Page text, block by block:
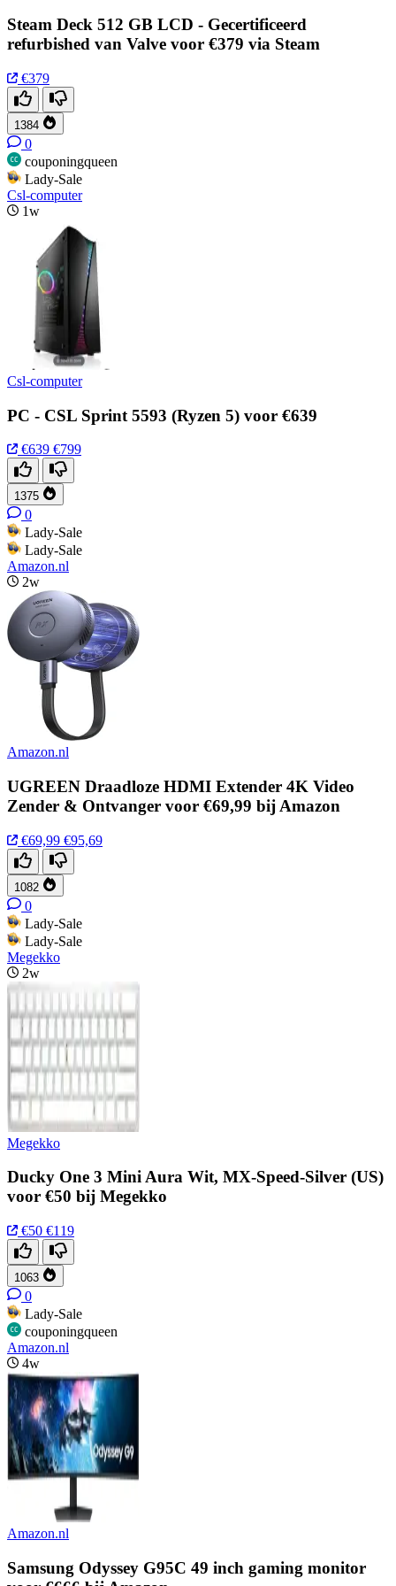
Steam Deck 512 GB LCD - Gecertificeerd
refurbished van Valve voor €379 via Steam
€379
1384
0
couponingqueen
Lady-Sale
Csl-computer
1w
Csl-computer
PC - CSL Sprint 5593 (Ryzen 5) voor €639
€639 €799
1375
0
Lady-Sale
Lady-Sale
Amazon.nl
2w
Amazon.nl
UGREEN Draadloze HDMI Extender 4K Video
Zender & Ontvanger voor €69,99 bij Amazon
€69,99 €95,69
1082
0
Lady-Sale
Lady-Sale
Megekko
2w
Megekko
Ducky One 3 Mini Aura Wit, MX-Speed-Silver (US)
voor €50 bij Megekko
€50 €119
1063
0
Lady-Sale
couponingqueen
Amazon.nl
4w
Amazon.nl
Samsung Odyssey G95C 49 inch gaming monitor